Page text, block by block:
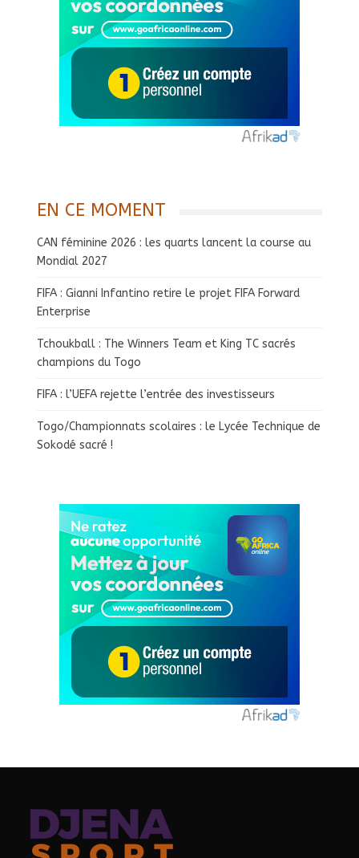
EN CE MOMENT
CAN féminine 2026 : les quarts lancent la course au
Mondial 2027
FIFA : Gianni Infantino retire le projet FIFA Forward
Enterprise
Tchoukball : The Winners Team et King TC sacrés
champions du Togo
FIFA : l’UEFA rejette l’entrée des investisseurs
Togo/Championnats scolaires : le Lycée Technique de
Sokodé sacré !